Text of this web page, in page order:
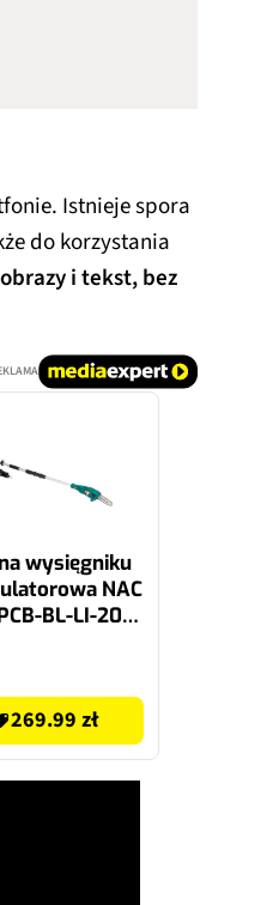
Istnieje spora
do korzystania
i tekst, bez
wysięgniku
NAC
BL-LI-20V
269.99 zł